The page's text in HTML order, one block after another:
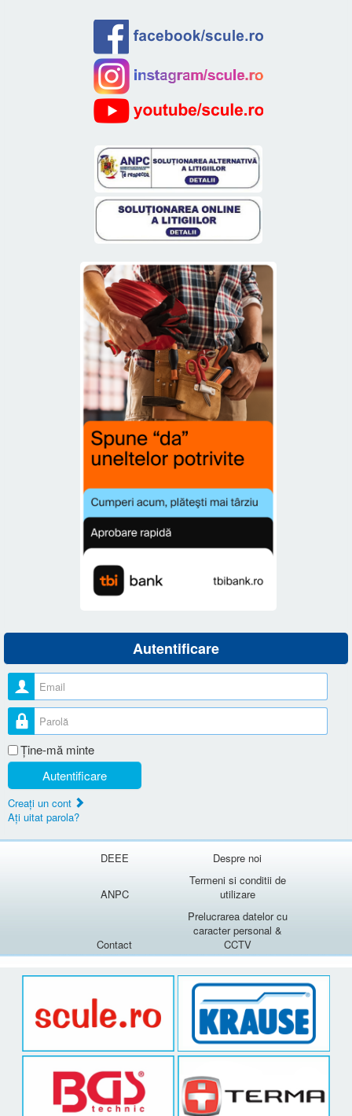
Autentificare
Nume utilizator
Parolă
Ţine-mă minte
Autentificare
Creaţi un cont
Aţi uitat parola?
DEEE Despre noi
ANPC
Termeni si conditii de
utilizare
Contact
Prelucrarea datelor cu
caracter personal &
CCTV